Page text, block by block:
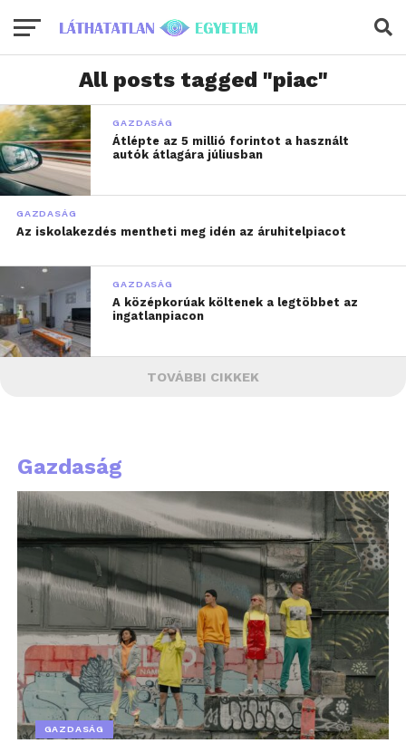
All posts tagged "piac"
GAZDASÁG
Átlépte az 5 millió forintot a használt
autók átlagára júliusban
GAZDASÁG
Az iskolakezdés mentheti meg idén az áruhitelpiacot
GAZDASÁG
A középkorúak költenek a legtöbbet az
ingatlanpiacon
TOVÁBBI CIKKEK
Gazdaság
GAZDASÁG